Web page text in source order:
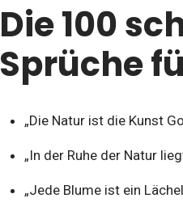
Die 100
Sprüche
„Die Natur ist die Kunst
„In der Ruhe der Natur
„Jede Blume ist ein